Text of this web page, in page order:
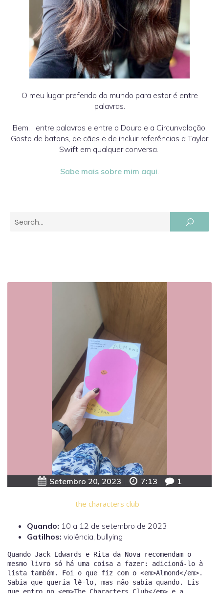
O meu lugar preferido do mundo para estar é entre
palavras.
Bem… entre palavras e entre o Douro e a Circunvalação.
Gosto de batons, de cães e de incluir referências a Taylor
Swift em qualquer conversa.
Sabe mais sobre mim aqui.
Setembro 20, 2023 7:13 1
the characters club
Quando: 10 a 12 de setembro de 2023
Gatilhos: violência, bullying
Quando Jack Edwards e Rita da Nova recomendam o
mesmo livro só há uma coisa a fazer: adicioná-lo à
lista também. Foi o que fiz com o <em>Almond</em>.
Sabia que queria lê-lo, mas não sabia quando. Eis